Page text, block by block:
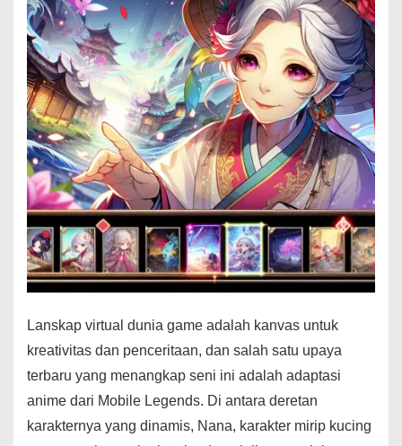
Lanskap virtual dunia game adalah kanvas untuk
kreativitas dan penceritaan, dan salah satu upaya
terbaru yang menangkap seni ini adalah adaptasi
anime dari Mobile Legends. Di antara deretan
karakternya yang dinamis, Nana, karakter mirip kucing